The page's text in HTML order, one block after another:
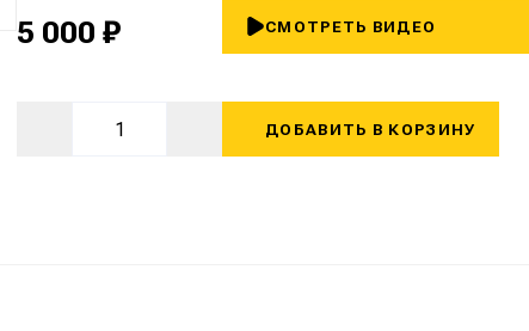
5 000 ₽ СМОТРЕТЬ ВИДЕО
ДОБАВИТЬ В КОРЗИНУ